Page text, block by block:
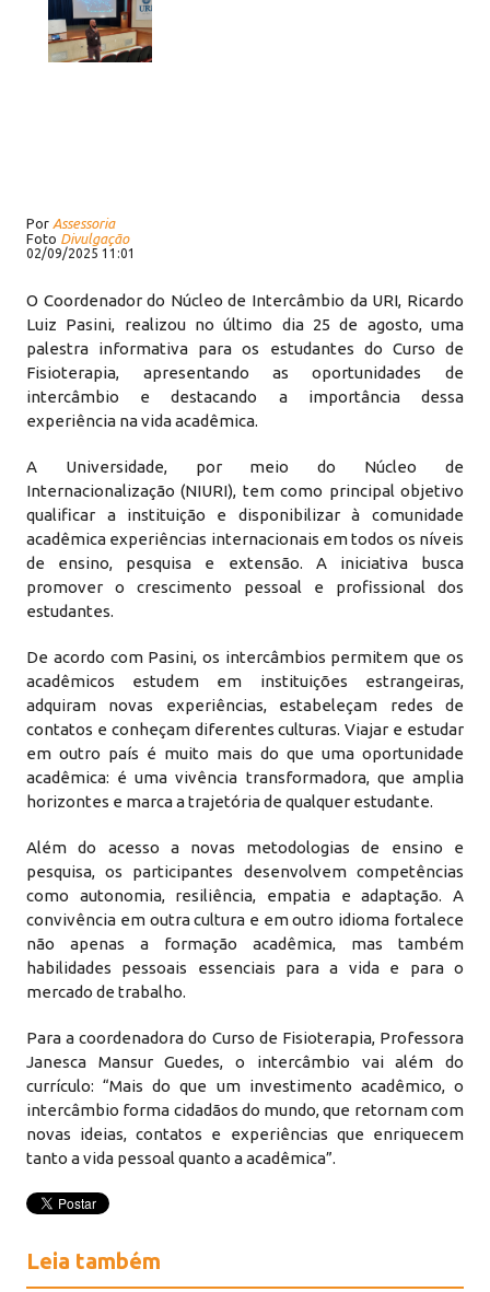
Por Assessoria
Foto Divulgação
02/09/2025 11:01
O Coordenador do Núcleo de Intercâmbio da URI, Ricardo
Luiz Pasini, realizou no último dia 25 de agosto, uma
palestra informativa para os estudantes do Curso de
Fisioterapia, apresentando as oportunidades de
intercâmbio e destacando a importância dessa
experiência na vida acadêmica.
A Universidade, por meio do Núcleo de
Internacionalização (NIURI), tem como principal objetivo
qualificar a instituição e disponibilizar à comunidade
acadêmica experiências internacionais em todos os níveis
de ensino, pesquisa e extensão. A iniciativa busca
promover o crescimento pessoal e profissional dos
estudantes.
De acordo com Pasini, os intercâmbios permitem que os
acadêmicos estudem em instituições estrangeiras,
adquiram novas experiências, estabeleçam redes de
contatos e conheçam diferentes culturas. Viajar e estudar
em outro país é muito mais do que uma oportunidade
acadêmica: é uma vivência transformadora, que amplia
horizontes e marca a trajetória de qualquer estudante.
Além do acesso a novas metodologias de ensino e
pesquisa, os participantes desenvolvem competências
como autonomia, resiliência, empatia e adaptação. A
convivência em outra cultura e em outro idioma fortalece
não apenas a formação acadêmica, mas também
habilidades pessoais essenciais para a vida e para o
mercado de trabalho.
Para a coordenadora do Curso de Fisioterapia, Professora
Janesca Mansur Guedes, o intercâmbio vai além do
currículo: “Mais do que um investimento acadêmico, o
intercâmbio forma cidadãos do mundo, que retornam com
novas ideias, contatos e experiências que enriquecem
tanto a vida pessoal quanto a acadêmica”.
Leia também